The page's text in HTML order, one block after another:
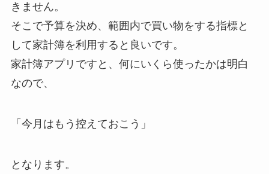
きません。
そこで予算を決め、範囲内で買い物をする指標と
して家計簿を利用すると良いです。
家計簿アプリですと、何にいくら使ったかは明白
なので、
「今月はもう控えておこう」
となります。